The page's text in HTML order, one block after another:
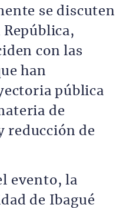
se discuten
República,
con las
han
pública
de
reducción de
evento, la
de Ibagué